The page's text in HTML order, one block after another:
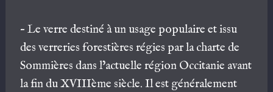
– Le verre destiné à un usage populaire et issu
des verreries forestières régies par la charte de
Sommières dans l’actuelle région Occitanie avant
la fin du XVIIIème siècle. Il est généralement